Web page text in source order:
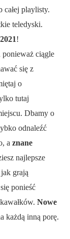
całej playlisty.
teledyski.
2021!
ponieważ ciągle
się z
o
tutaj
Dbamy o
odnaleźć
a znane
najlepsze
grają
ponieść
Nowe
każdą inną porę.